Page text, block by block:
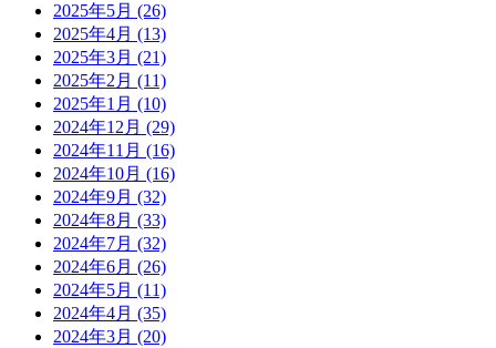
2025年5月 (26)
2025年4月 (13)
2025年3月 (21)
2025年2月 (11)
2025年1月 (10)
2024年12月 (29)
2024年11月 (16)
2024年10月 (16)
2024年9月 (32)
2024年8月 (33)
2024年7月 (32)
2024年6月 (26)
2024年5月 (11)
2024年4月 (35)
2024年3月 (20)